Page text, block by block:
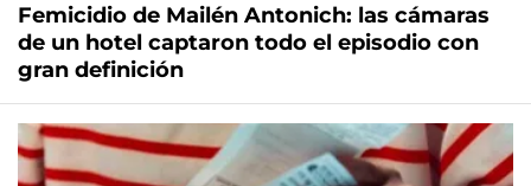
Femicidio de Mailén Antonich: las cámaras
de un hotel captaron todo el episodio con
gran definición